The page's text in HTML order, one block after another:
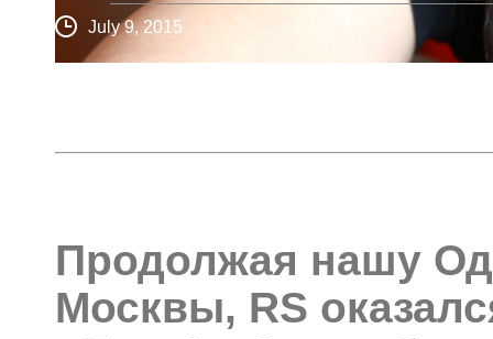
July 9, 2015
Продолжая нашу
Москвы, RS